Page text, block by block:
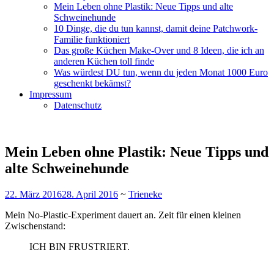
Mein Leben ohne Plastik: Neue Tipps und alte
Schweinehunde
10 Dinge, die du tun kannst, damit deine Patchwork-
Familie funktioniert
Das große Küchen Make-Over und 8 Ideen, die ich an
anderen Küchen toll finde
Was würdest DU tun, wenn du jeden Monat 1000 Euro
geschenkt bekämst?
Impressum
Datenschutz
Mein Leben ohne Plastik: Neue Tipps und
alte Schweinehunde
22. März 201628. April 2016 ~ Trieneke
Mein No-Plastic-Experiment dauert an. Zeit für einen kleinen
Zwischenstand:
ICH BIN FRUSTRIERT.